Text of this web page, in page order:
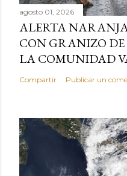
agosto 01, 2026
ALERTA
CON GRANIZO
LA COMUNIDAD
Compartir Publicar un